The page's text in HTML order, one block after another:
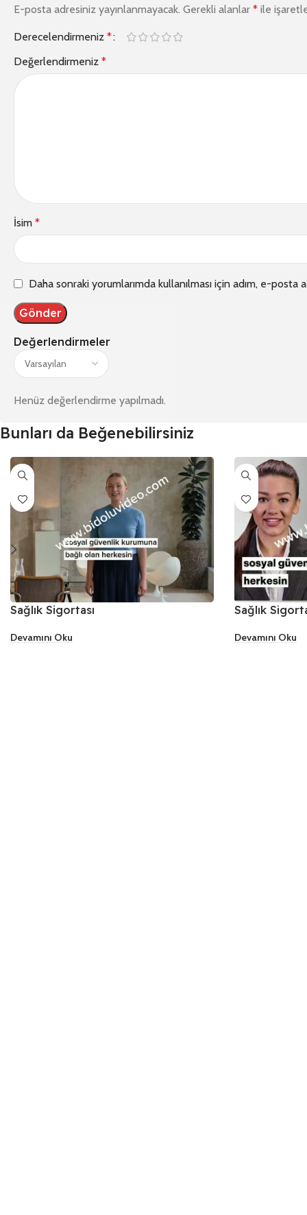
Değerlendirmeler
Henüz değerlendirme yapılmadı.
E-posta adresiniz yayınlanmayacak. Gerekli alanlar * ile
Derecelendirmeniz *
Değerlendirmeniz *
İsim *
Daha sonraki yorumlarımda kullanılması için adım, e-
Bunları da Beğenebilirsiniz
Sağlık Sigortası
Devamını Oku
Sağlık
Devamını Oku